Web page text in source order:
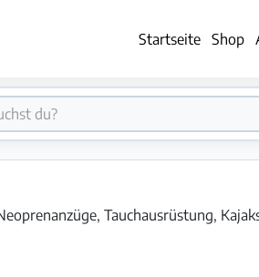
Startseite Shop
Tauchausrüstung,